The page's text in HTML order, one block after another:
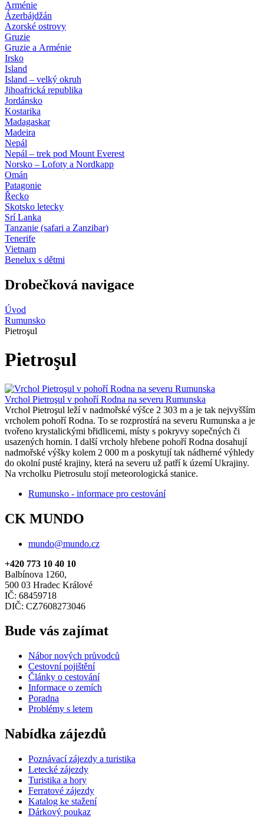
Arménie
Ázerbájdžán
Azorské ostrovy
Gruzie
Gruzie a Arménie
Irsko
Island
Island – velký okruh
Jihoafrická republika
Jordánsko
Kostarika
Madagaskar
Madeira
Nepál
Nepál – trek pod Mount Everest
Norsko – Lofoty a Nordkapp
Omán
Patagonie
Řecko
Skotsko letecky
Srí Lanka
Tanzanie (safari a Zanzibar)
Tenerife
Vietnam
Benelux s dětmi
Drobečková navigace
Úvod
Rumunsko
Pietroşul
Pietroşul
Vrchol Pietroşul v pohoří Rodna na severu Rumunska
Vrchol Pietroşul leží v nadmořské výšce 2 303 m a je tak nejvyšším
vrcholem pohoří Rodna. To se rozprostírá na severu Rumunska a je
tvořeno krystalickými břidlicemi, místy s pokryvy sopečných či
usazených hornin. I další vrcholy hřebene pohoří Rodna dosahují
nadmořské výšky kolem 2 000 m a poskytují tak nádherné výhledy
do okolní pusté krajiny, která na severu už patří k území Ukrajiny.
Na vrcholku Pietrosulu stojí meteorologická stanice.
Rumunsko - informace pro cestování
CK MUNDO
mundo@mundo.cz
+420 773 10 40 10
Balbínova 1260,
500 03 Hradec Králové
IČ: 68459718
DIČ: CZ7608273046
Bude vás zajímat
Nábor nových průvodců
Cestovní pojištění
Články o cestování
Informace o zemích
Poradna
Problémy s letem
Nabídka zájezdů
Poznávací zájezdy a turistika
Letecké zájezdy
Turistika a hory
Ferratové zájezdy
Katalog ke stažení
Dárkový poukaz